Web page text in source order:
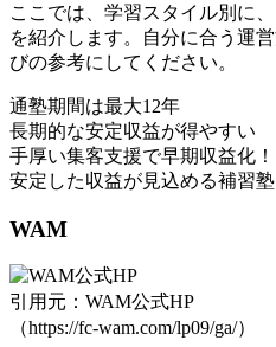
ここでは、学習スタイル別に
を紹介します。自分に合う運
びの参考にしてください。
通塾期間は最大12年
長期的な安定収益が得やすい
手厚い集客支援で早期収益化！
安定した収益が見込める補習塾
WAM
引用元：WAM公式HP
（https://fc-wam.com/lp09/ga/）